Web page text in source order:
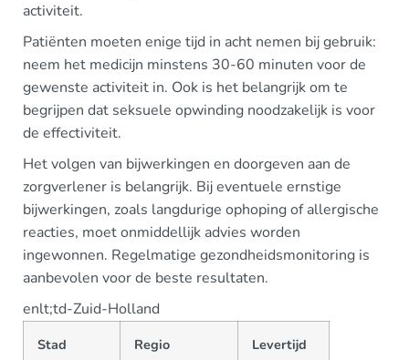
activiteit.
Patiënten moeten enige tijd in acht nemen bij gebruik:
neem het medicijn minstens 30-60 minuten voor de
gewenste activiteit in. Ook is het belangrijk om te
begrijpen dat seksuele opwinding noodzakelijk is voor
de effectiviteit.
Het volgen van bijwerkingen en doorgeven aan de
zorgverlener is belangrijk. Bij eventuele ernstige
bijwerkingen, zoals langdurige ophoping of allergische
reacties, moet onmiddellijk advies worden
ingewonnen. Regelmatige gezondheidsmonitoring is
aanbevolen voor de beste resultaten.
enlt;td-Zuid-Holland
Stad Regio Levertijd